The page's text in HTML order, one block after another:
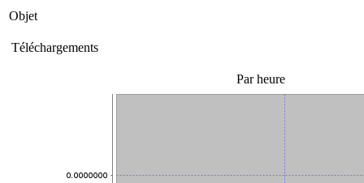
Objet
Téléchargements
Par heure